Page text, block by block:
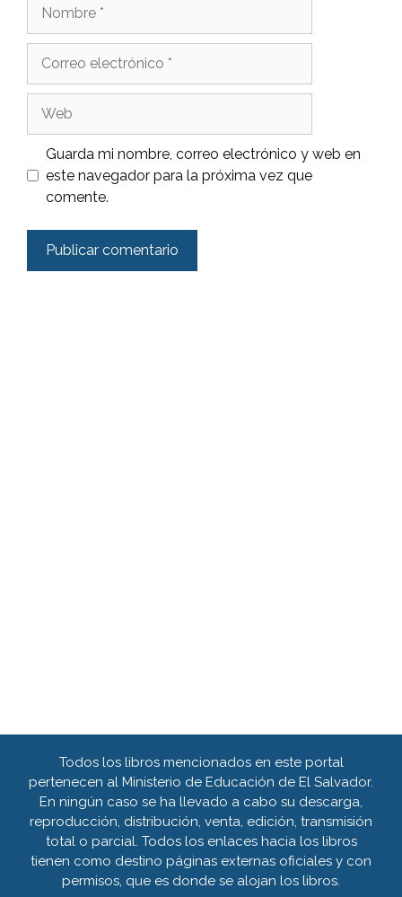
electrónico
Guarda mi nombre, correo electrónico y web en
este navegador para la próxima vez que
comente.
Todos los libros mencionados en este portal
pertenecen al Ministerio de Educación de El Salvador.
En ningún caso se ha llevado a cabo su descarga,
reproducción, distribución, venta, edición, transmisión
total o parcial. Todos los enlaces hacia los libros
tienen como destino páginas externas oficiales y con
permisos, que es donde se alojan los libros.